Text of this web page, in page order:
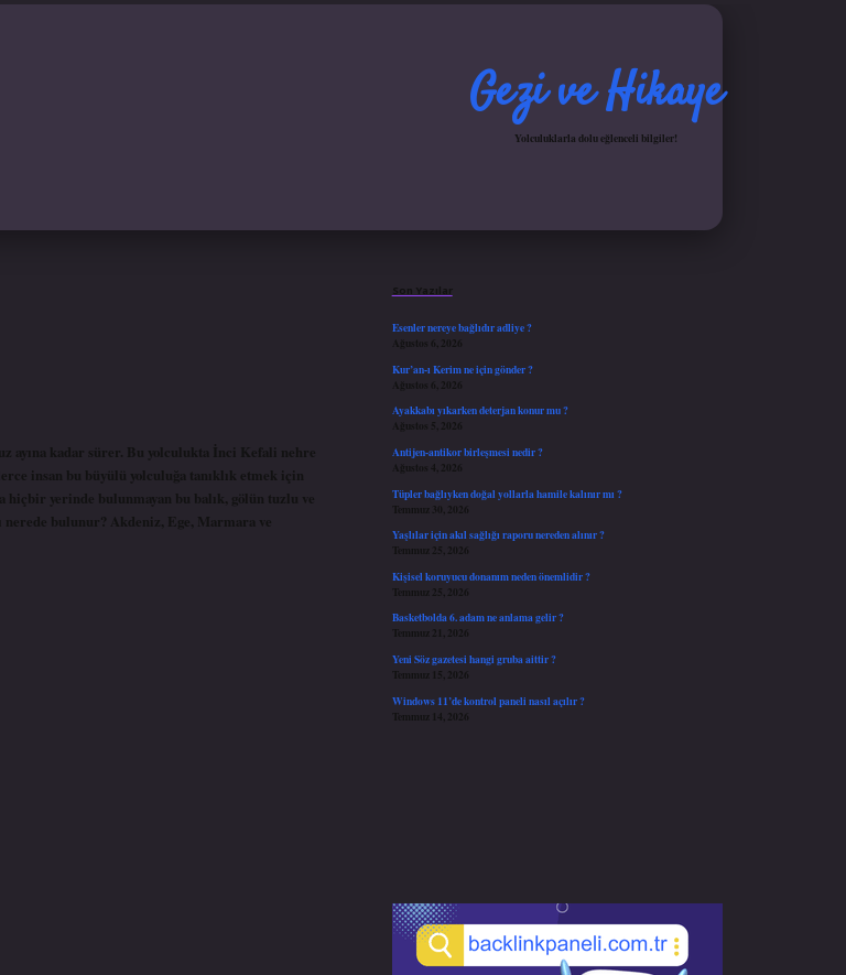
Gezi ve Hikaye
Yolculuklarla dolu eğlenceli bilgiler!
ayına kadar sürer. Bu yolculukta İnci Kefali nehre
insan bu büyülü yolculuğa tanıklık etmek için
hiçbir yerinde bulunmayan bu balık, gölün tuzlu ve
nerede bulunur? Akdeniz, Ege, Marmara ve
Son Yazılar
Esenler nereye bağlıdır adliye ?
Ağustos 6, 2026
Kur’an-ı Kerim ne için gönder ?
Ağustos 6, 2026
Ayakkabı yıkarken deterjan konur mu ?
Ağustos 5, 2026
Antijen-antikor birleşmesi nedir ?
Ağustos 4, 2026
Tüpler bağlıyken doğal yollarla hamile kalınır mı ?
Temmuz 30, 2026
Yaşlılar için akıl sağlığı raporu nereden alınır ?
Temmuz 25, 2026
Kişisel koruyucu donanım neden önemlidir ?
Temmuz 25, 2026
Basketbolda 6. adam ne anlama gelir ?
Temmuz 21, 2026
Yeni Söz gazetesi hangi gruba aittir ?
Temmuz 15, 2026
Windows 11’de kontrol paneli nasıl açılır ?
Temmuz 14, 2026